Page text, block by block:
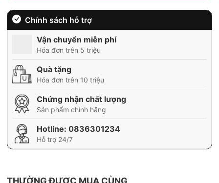
Chính sách hỗ trợ
Vận chuyển miễn phí
Hóa đơn trên 5 triệu
Quà tặng
Hóa đơn trên 10 triệu
Chứng nhận chất lượng
Sản phẩm chính hãng
Hotline: 0836301234
Hỗ trợ 24/7
THƯỜNG ĐƯỢC MUA CÙNG